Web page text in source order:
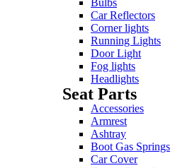
Bulbs
Car Reflectors
Corner lights
Running Lights
Door Light
Fog lights
Headlights
Seat Parts
Accessories
Armrest
Ashtray
Boot Gas Springs
Car Cover